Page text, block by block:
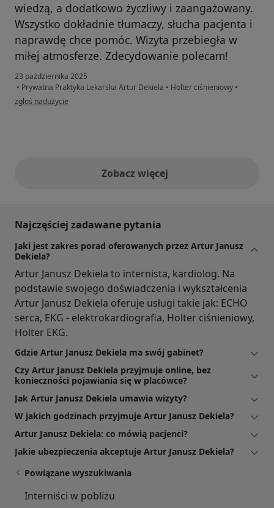
wiedzą, a dodatkowo życzliwy i zaangażowany.
Wszystko dokładnie tłumaczy, słucha pacjenta i
naprawdę chce pomóc. Wizyta przebiegła w
miłej atmosferze. Zdecydowanie polecam!
23 października 2025
• Prywatna Praktyka Lekarska Artur Dekiela • Holter ciśnieniowy •
w opinii użytkownika Dorota
zgłoś nadużycie
Zobacz więcejopinie powyżej
Najczęściej zadawane pytania
Jaki jest zakres porad oferowanych przez Artur Janusz
Dekiela?
Artur Janusz Dekiela to internista, kardiolog. Na
podstawie swojego doświadczenia i wykształcenia
Artur Janusz Dekiela oferuje usługi takie jak: ECHO
serca, EKG - elektrokardiografia, Holter ciśnieniowy,
Holter EKG.
Gdzie Artur Janusz Dekiela ma swój gabinet?
Czy Artur Janusz Dekiela przyjmuje online, bez
konieczności pojawiania się w placówce?
Jak Artur Janusz Dekiela umawia wizyty?
W jakich godzinach przyjmuje Artur Janusz Dekiela?
Artur Janusz Dekiela: co mówią pacjenci?
Jakie ubezpieczenia akceptuje Artur Janusz Dekiela?
Powiązane wyszukiwania
Interniści w pobliżu